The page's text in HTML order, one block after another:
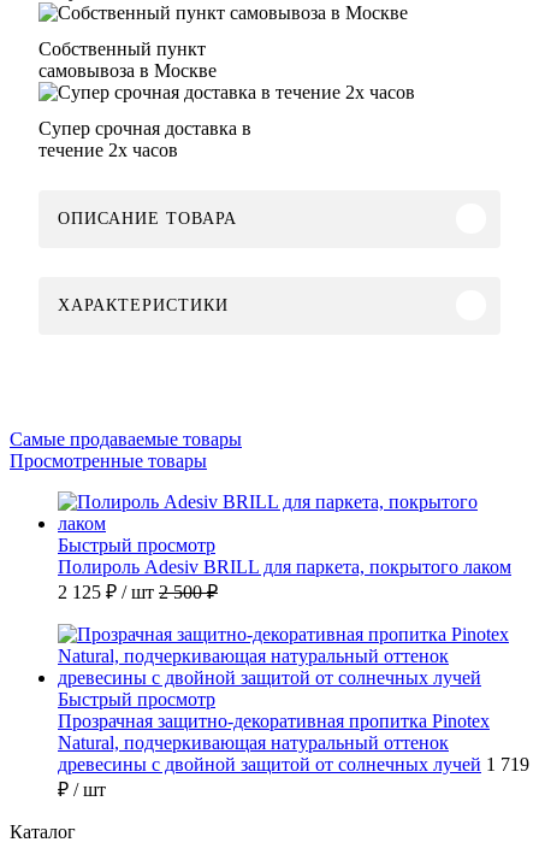
Собственный пункт
самовывоза в Москве
Супер срочная доставка в
течение 2х часов
ОПИСАНИЕ ТОВАРА
ХАРАКТЕРИСТИКИ
Самые продаваемые товары
Просмотренные товары
Быстрый просмотр
Полироль Adesiv BRILL для паркета, покрытого лаком
2 125 ₽ / шт 2 500 ₽
Быстрый просмотр
Прозрачная защитно-декоративная пропитка Pinotex
Natural, подчеркивающая натуральный оттенок
древесины с двойной защитой от солнечных лучей 1 719
₽ / шт
Каталог